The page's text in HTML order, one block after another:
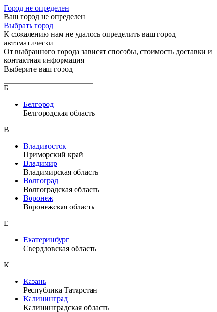
Город не определен
Ваш город не определен
Выбрать город
К сожалению нам не удалось определить ваш город
автоматически
От выбранного города зависят способы, стоимость доставки и
контактная информация
Выберите ваш город
Б
Белгород
Белгородская область
В
Владивосток
Приморский край
Владимир
Владимирская область
Волгоград
Волгоградская область
Воронеж
Воронежская область
Е
Екатеринбург
Свердловская область
К
Казань
Республика Татарстан
Калининград
Калининградская область